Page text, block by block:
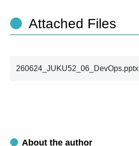
Attached Files
260624_JUKU52_06_DevOps.pptx
About the author